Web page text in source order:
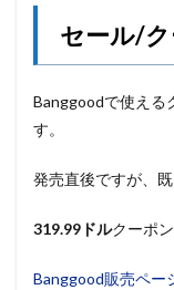
セール/
Banggoodで使える
す。
発売直後ですが、
319.99ドルクーポ
Banggood販売ペー